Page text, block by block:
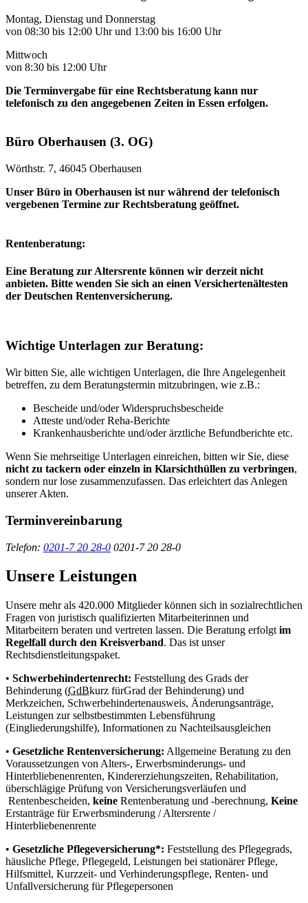
Montag, Dienstag und Donnerstag
von 08:30 bis 12:00 Uhr und 13:00 bis 16:00 Uhr
Mittwoch
von 8:30 bis 12:00 Uhr
Die Terminvergabe für eine Rechtsberatung kann nur
telefonisch zu den angegebenen Zeiten in Essen erfolgen.
Büro Oberhausen (3. OG)
Wörthstr. 7, 46045 Oberhausen
Unser Büro in Oberhausen ist nur während der telefonisch
vergebenen Termine zur Rechtsberatung geöffnet.
Rentenberatung:
Eine Beratung zur Altersrente können wir derzeit nicht
anbieten. Bitte wenden Sie sich an einen Versichertenältesten
der Deutschen Rentenversicherung.
Wichtige Unterlagen zur Beratung:
Wir bitten Sie, alle wichtigen Unterlagen, die Ihre Angelegenheit
betreffen, zu dem Beratungstermin mitzubringen, wie z.B.:
Bescheide und/oder Widerspruchsbescheide
Atteste und/oder Reha-Berichte
Krankenhausberichte und/oder ärztliche Befundberichte etc.
Wenn Sie mehrseitige Unterlagen einreichen, bitten wir Sie, diese
nicht zu tackern oder einzeln in Klarsichthüllen zu verbringen,
sondern nur lose zusammenzufassen. Das erleichtert das Anlegen
unserer Akten.
Terminvereinbarung
Telefon: 0201-7 20 28-0 0201-7 20 28-0
Unsere Leistungen
Unsere mehr als 420.000 Mitglieder können sich in sozialrechtlichen
Fragen von juristisch qualifizierten Mitarbeiterinnen und
Mitarbeitern beraten und vertreten lassen. Die Beratung erfolgt im
Regelfall durch den Kreisverband. Das ist unser
Rechtsdienstleitungspaket.
• Schwerbehindertenrecht: Feststellung des Grads der
Behinderung (GdBkurz fürGrad der Behinderung) und
Merkzeichen, Schwerbehindertenausweis, Änderungsanträge,
Leistungen zur selbstbestimmten Lebensführung
(Eingliederungshilfe), Informationen zu Nachteilsausgleichen
• Gesetzliche Rentenversicherung: Allgemeine Beratung zu den
Voraussetzungen von Alters-, Erwerbsminderungs- und
Hinterbliebenenrenten, Kindererziehungszeiten, Rehabilitation,
überschlägige Prüfung von Versicherungsverläufen und
Rentenbescheiden, keine Rentenberatung und -berechnung, Keine
Erstanträge für Erwerbsminderung / Altersrente /
Hinterbliebenenrente
• Gesetzliche Pflegeversicherung*: Feststellung des Pflegegrads,
häusliche Pflege, Pflegegeld, Leistungen bei stationärer Pflege,
Hilfsmittel, Kurzzeit- und Verhinderungspflege, Renten- und
Unfallversicherung für Pflegepersonen